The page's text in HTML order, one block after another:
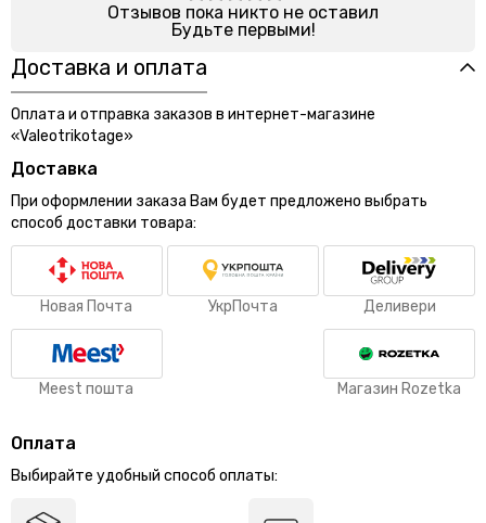
Отзывов пока никто не оставил
Будьте первыми!
Доставка и оплата
Оплата и отправка заказов в интернет-магазине
«Valeotrikotage»
Доставка
При оформлении заказа Вам будет предложено выбрать
способ доставки товара:
Новая Почта УкрПочта Деливери
Meest пошта Магазин Rozetka
Оплата
Выбирайте удобный способ оплаты: